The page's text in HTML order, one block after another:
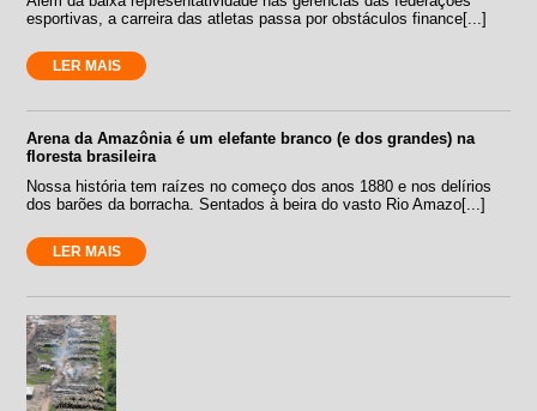
esportivas, a carreira das atletas passa por obstáculos finance[...]
LER MAIS
Arena da Amazônia é um elefante branco (e dos grandes) na
floresta brasileira
Nossa história tem raízes no começo dos anos 1880 e nos delírios
dos barões da borracha. Sentados à beira do vasto Rio Amazo[...]
LER MAIS